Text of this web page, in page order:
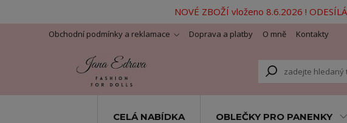
NOVÉ ZBOŽÍ vloženo 8.6.2026 !
Obchodní podmínky a reklamace Doprava a platby O mně Kontakty
CELÁ NABÍDKA OBLEČKY PRO PANENKY